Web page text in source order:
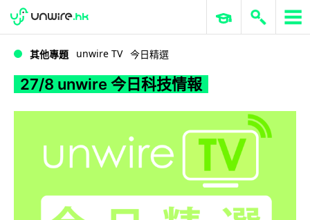
27/8 unwire 今日科技情報
WWDC 2026 ERP 與商業 AI
其他專題 unwire TV 今日精選
27/8 unwire 今日科技情報